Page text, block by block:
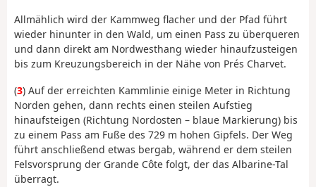
Allmählich wird der Kammweg flacher und der Pfad führt
wieder hinunter in den Wald, um einen Pass zu überqueren
und dann direkt am Nordwesthang wieder hinaufzusteigen
bis zum Kreuzungsbereich in der Nähe von Prés Charvet.
(3) Auf der erreichten Kammlinie einige Meter in Richtung
Norden gehen, dann rechts einen steilen Aufstieg
hinaufsteigen (Richtung Nordosten – blaue Markierung) bis
zu einem Pass am Fuße des 729 m hohen Gipfels. Der Weg
führt anschließend etwas bergab, während er dem steilen
Felsvorsprung der Grande Côte folgt, der das Albarine-Tal
überragt.